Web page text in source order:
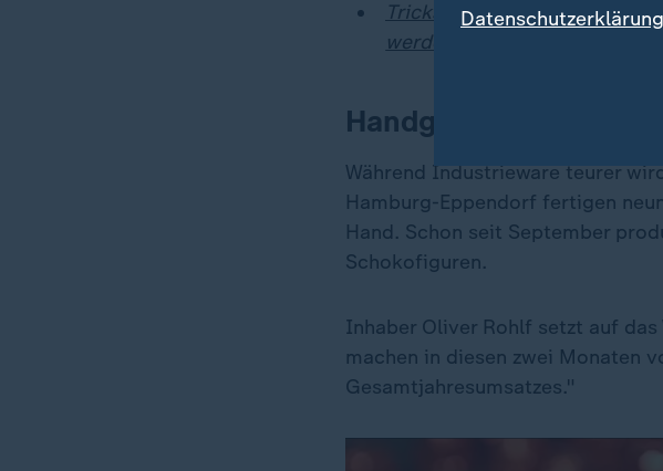
Tricks der
werden
Handgemachte
Während Industrieware teurer
Hamburg-Eppendorf fertigen
Hand. Schon seit September
Schokofiguren.
Inhaber Oliver Rohlf setzt auf
machen in diesen zwei Monaten
Gesamtjahresumsatzes."